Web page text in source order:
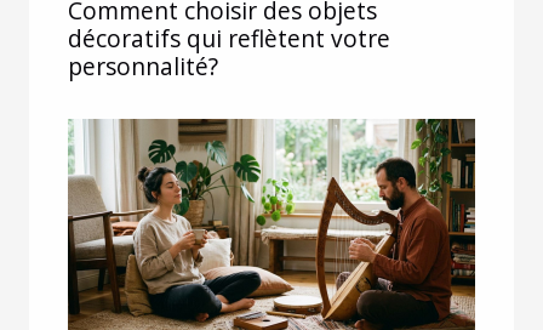
Comment choisir des objets
décoratifs qui reflètent votre
personnalité?